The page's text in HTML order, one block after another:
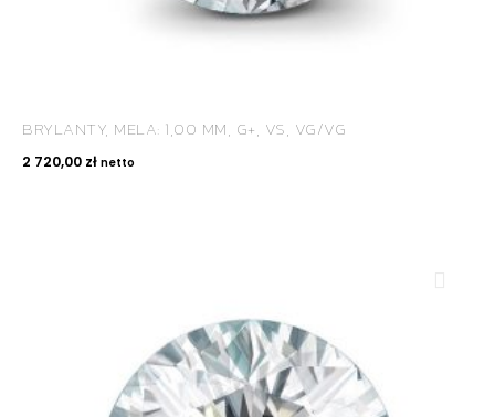
BRYLANTY, MELA: 1,00 MM, G+, VS, VG/VG
2 720,00 zł netto